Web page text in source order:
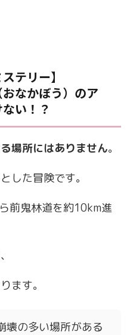
テリー】
なかぼう）のア
い！？
場所にはありません。
した冒険です。
前鬼林道を約10km進
ます。
壊の多い場所がある